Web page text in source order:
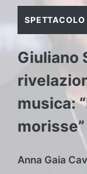
SPETTACOLO
Giuliano
musica:
morisse”
Anna Gaia